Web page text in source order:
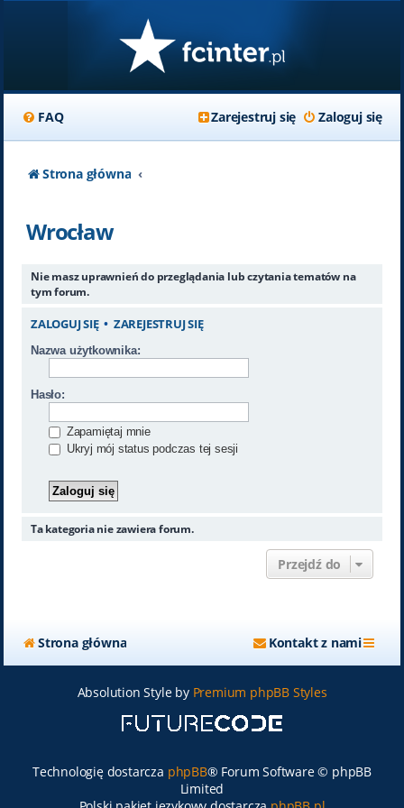
FAQ Zaloguj się
Zarejestruj się
Strona główna
Wrocław
Nie masz uprawnień do przeglądania lub czytania tematów na
tym forum.
ZALOGUJ SIĘ• ZAREJESTRUJ SIĘ
Nazwa użytkownika:
Hasło:
Zapamiętaj mnie
Ukryj mój status podczas tej sesji
Ta kategoria nie zawiera forum.
Przejdź do
Strona główna Kontakt z nami
Absolution Style by Premium phpBB Styles
Technologię dostarcza phpBB® Forum Software © phpBB
Limited